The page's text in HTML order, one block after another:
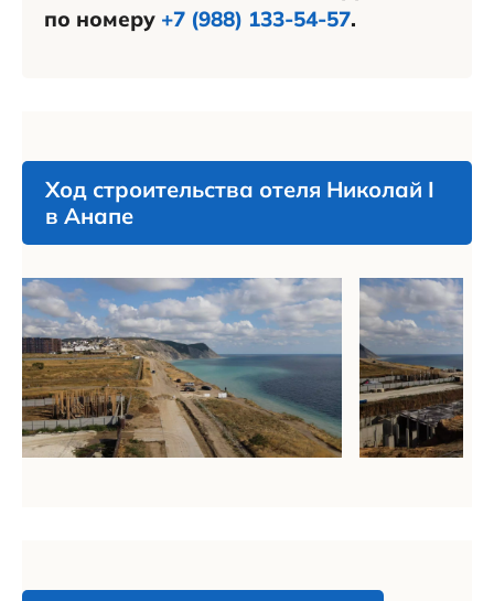
по номеру +7 (988) 133-54-57.
Ход строительства отеля Николай I
в Анапе